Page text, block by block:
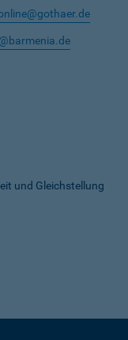
und Gleichstellung